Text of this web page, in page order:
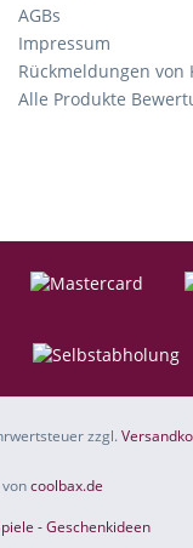
AGBs
Impressum
Rückmeldungen von
Alle Produkte
zzgl.
coolbax.de
- Geschenkideen